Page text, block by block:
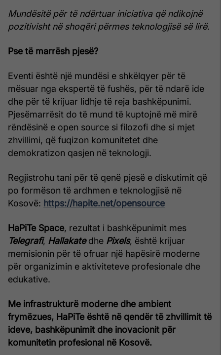
Mundësitë për të ndërtuar iniciativa që ndikojnë
pozitivisht në shoqëri përmes teknologjisë së lirë.
Pse të marrësh pjesë?
Eventi është një mundësi e shkëlqyer për të
mësuar nga ekspertë të fushës, për të ndarë ide
dhe për të krijuar lidhje të reja bashkëpunimi.
Pjesëmarrësit do të mund të kuptojnë më mirë
rëndësinë e open source si filozofi dhe si mjet
zhvillimi, që fuqizon komunitetet dhe
demokratizon qasjen në teknologji.
Regjistrohu tani për të qenë pjesë e diskutimit që
po formëson të ardhmen e teknologjisë në
Kosovë: https://hapite.net/opensource
HaPiTe Space, rezultat i bashkëpunimit mes
Telegrafi, Hallakatedhe Pixels, është krijuar
memisionin për të ofruar një hapësirë moderne
për organizimin e aktiviteteve profesionale dhe
edukative.
Me infrastrukturë moderne dhe ambient
frymëzues, HaPiTe është në qendër të zhvillimit të
ideve, bashkëpunimit dhe inovacionit për
komunitetin profesional në Kosovë.